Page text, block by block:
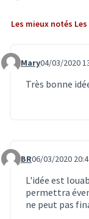
Les mieux notés
Commentaire 1809
Mary04/03/2020
Très bonne
Commentaire 1815
BR06/03/2020
L'idée est
permettra
ne peut pas